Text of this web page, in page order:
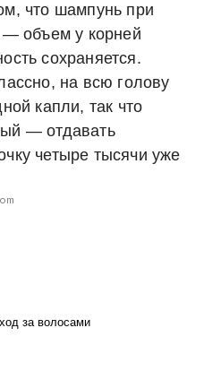
что шампунь при
— объем у корней
сохраняется.
на всю голову
капли, так что
— отдавать
четыре тысячи уже
за волосами